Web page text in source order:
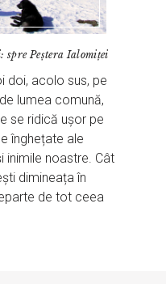
spre Peștera Ialomiței
doi, acolo sus, pe
lumea comună,
se ridică ușor pe
înghețate ale
inimile noastre. Cât
dimineața în
de tot ceea